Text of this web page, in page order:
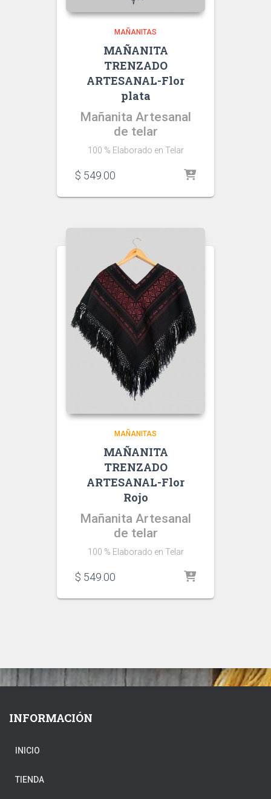
MAÑANITAS
MAÑANITA
TRENZADO
ARTESANAL-Flor
plata
Mañanita Artesanal
de telar
100 % Elaborado en Telar
$ 549.00
MAÑANITAS
MAÑANITA
TRENZADO
ARTESANAL-Flor
Rojo
Mañanita Artesanal
de telar
100 % Elaborado en Telar
$ 549.00
INFORMACIÓN
INICIO
TIENDA